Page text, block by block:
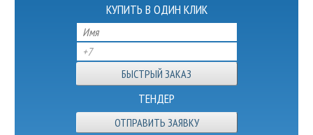
КУПИТЬ В ОДИН КЛИК
ТЕНДЕР
ОТПРАВИТЬ ЗАЯВКУ